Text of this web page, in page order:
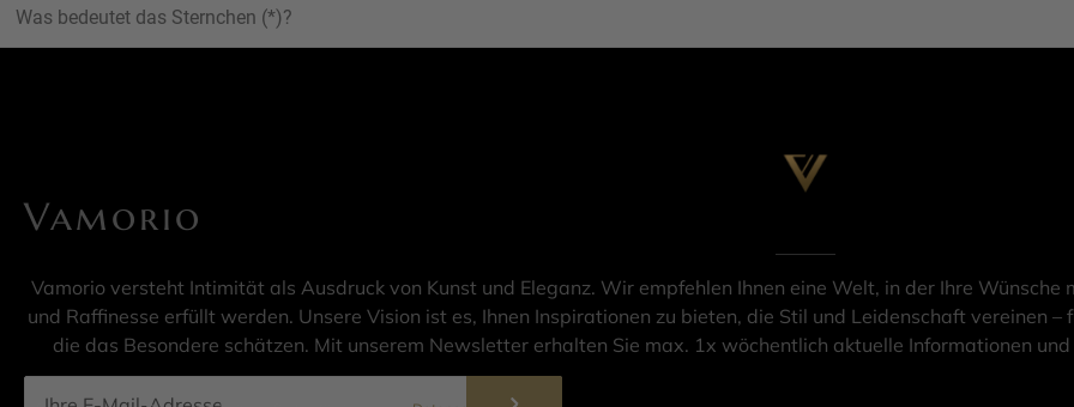
Was bedeutet das Sternchen (*)?
Vamorio
Vamorio versteht Intimität als Ausdruck von Kunst und Eleganz. Wir empfehlen Ihnen eine Welt, in der Ihre Wünsche
und Raffinesse erfüllt werden. Unsere Vision ist es, Ihnen Inspirationen zu bieten, die Stil und Leidenschaft vereinen –
die das Besondere schätzen. Mit unserem Newsletter erhalten Sie max. 1x wöchentlich aktuelle Informationen